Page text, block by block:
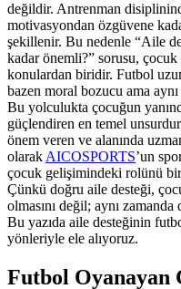
değildir. Antrenman
motivasyondan özgüvene
şekillenir. Bu nedenle “Aile
kadar önemli?” sorusu, çocuk
konulardan biridir. Futbol
bazen moral bozucu ama
Bu yolculukta çocuğun
güçlendiren en temel
önem veren ve alanında
olarak AICOSPORTS’un
çocuk gelişimindeki rolünü bir
Çünkü doğru aile desteği,
olmasını değil; aynı
Bu yazıda aile desteğinin
yönleriyle ele alıyoruz.
Futbol Oyanayan